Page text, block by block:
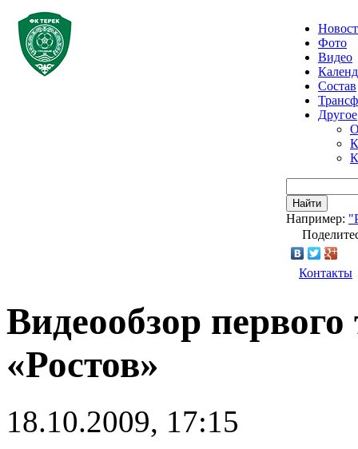
Фото
Видео
Состав
Другое
Найти
Например:
Контакты
Видеообзор
«Ростов»
18.10.2009, 17:15